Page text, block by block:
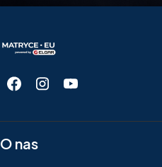
Linki w stopce
O nas